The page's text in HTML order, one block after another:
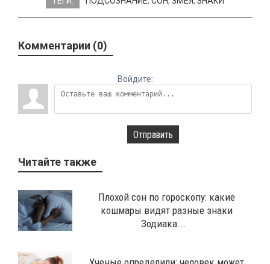
Комментарии (0)
Войдите:
Отправить
Читайте также
Плохой сон по гороскопу: какие
кошмары видят разные знаки
Зодиака...